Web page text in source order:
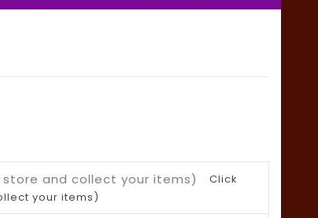
Click
your items)